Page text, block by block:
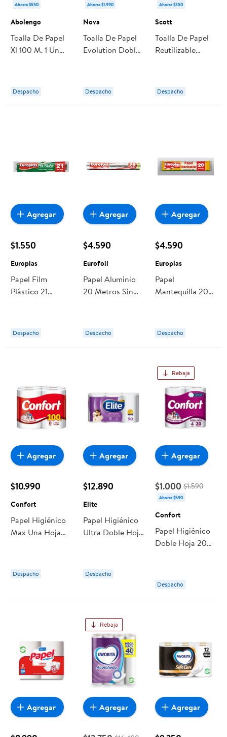
Ahorra $550
Abolengo
Toalla De Papel
Xl 100 M. 1 Un
Despacho
Ahorra $1.990
Nova
Toalla De Papel
Evolution Doble
Despacho
Ahorra $350
Scott
Toalla De Papel
Reutilizable
Scott
Despacho
$1.550
Europlas
Papel Film
Plástico 21
Despacho
Agregar
$4.590
Eurofoil
Papel Aluminio
20 Metros Sin
Despacho
Agregar
$4.590
Europlas
Papel
Mantequilla 20
Despacho
Agregar
$10.990
Confort
Papel Higiénico
Max Una Hoja
Despacho
Agregar
$12.890
Elite
Papel Higiénico
Ultra Doble Hoja
Despacho
Agregar
Rebaja
$1.000 $1.590
Ahorra $590
Confort
Papel Higiénico
Doble Hoja 20
Despacho
Agregar
Agregar
Rebaja
Agregar Agregar